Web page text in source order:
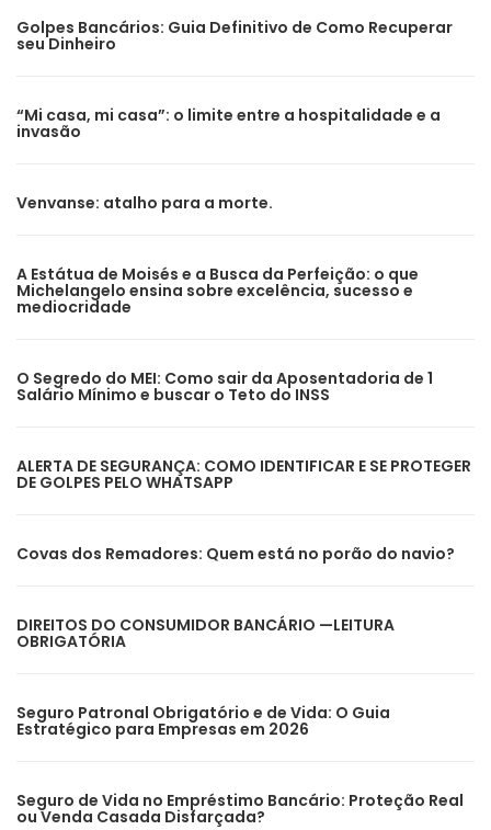
Golpes Bancários: Guia Definitivo de Como Recuperar
seu Dinheiro
“Mi casa, mi casa”: o limite entre a hospitalidade e a
invasão
Venvanse: atalho para a morte.
A Estátua de Moisés e a Busca da Perfeição: o que
Michelangelo ensina sobre excelência, sucesso e
mediocridade
O Segredo do MEI: Como sair da Aposentadoria de 1
Salário Mínimo e buscar o Teto do INSS
ALERTA DE SEGURANÇA: COMO IDENTIFICAR E SE PROTEGER
DE GOLPES PELO WHATSAPP
Covas dos Remadores: Quem está no porão do navio?
DIREITOS DO CONSUMIDOR BANCÁRIO —LEITURA
OBRIGATÓRIA
Seguro Patronal Obrigatório e de Vida: O Guia
Estratégico para Empresas em 2026
Seguro de Vida no Empréstimo Bancário: Proteção Real
ou Venda Casada Disfarçada?